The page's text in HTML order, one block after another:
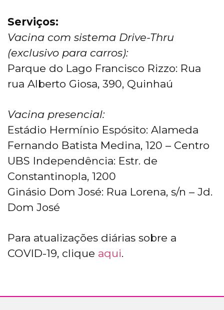
Serviços:
Vacina com sistema Drive-Thru
(exclusivo para carros):
Parque do Lago Francisco Rizzo: Rua
rua Alberto Giosa, 390, Quinhaú
Vacina presencial:
Estádio Hermínio Espósito: Alameda
Fernando Batista Medina, 120 – Centro
UBS Independência: Estr. de
Constantinopla, 1200
Ginásio Dom José: Rua Lorena, s/n – Jd.
Dom José
Para atualizações diárias sobre a
COVID-19, clique aqui.